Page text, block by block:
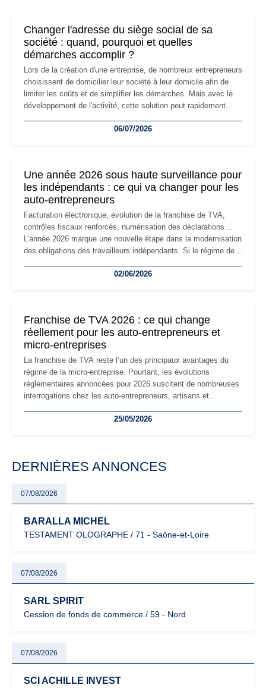
Changer l'adresse du siège social de sa
société : quand, pourquoi et quelles
démarches accomplir ?
Lors de la création d'une entreprise, de nombreux entrepreneurs
choisissent de domicilier leur société à leur domicile afin de
limiter les coûts et de simplifier les démarches. Mais avec le
développement de l'activité, cette solution peut rapidement
professionnels, recrutement, image de marque… Le
06/07/2026
Une année 2026 sous haute surveillance pour
les indépendants : ce qui va changer pour les
auto-entrepreneurs
Facturation électronique, évolution de la franchise de TVA,
contrôles fiscaux renforcés, numérisation des déclarations…
L'année 2026 marque une nouvelle étape dans la modernisation
des obligations des travailleurs indépendants. Si le régime de
les auto-entrepreneurs devront s'adapter à un environnement
02/06/2026
Franchise de TVA 2026 : ce qui change
réellement pour les auto-entrepreneurs et
micro-entreprises
La franchise de TVA reste l’un des principaux avantages du
régime de la micro-entreprise. Pourtant, les évolutions
réglementaires annoncées pour 2026 suscitent de nombreuses
interrogations chez les auto-entrepreneurs, artisans et
facturation ou risque de bascule vers la TVA : les règles
25/05/2026
DERNIÈRES ANNONCES
07/08/2026
BARALLA MICHEL
TESTAMENT OLOGRAPHE / 71 - Saône-et-Loire
07/08/2026
SARL SPIRIT
Cession de fonds de commerce / 59 - Nord
07/08/2026
SCI ACHILLE INVEST